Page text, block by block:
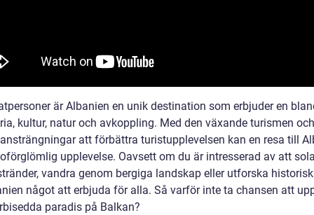
är Albanien en unik destination som erbjuder en
kultur, natur och avkoppling. Med den växande turismen och
att förbättra turistupplevelsen kan en resa till
upplevelse. Oavsett om du är intresserad av att
vandra genom bergiga landskap eller utforska
något att erbjuda för alla. Så varför inte ta chansen att
paradis på Balkan?